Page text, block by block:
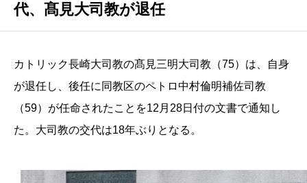
代、髙見大司教が退任
カトリック長崎大司教の髙見三明大司教（75）は、自身
が退任し、後任に同教区のペトロ中村倫明補佐司教
（59）が任命されたことを12月28日付の文書で通知し
た。大司教の交代は18年ぶりとなる。